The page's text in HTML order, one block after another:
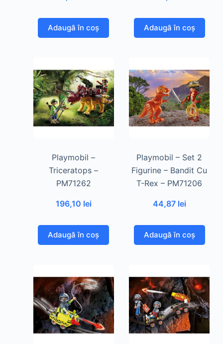
Adaugă în coș Adaugă în coș
Playmobil –
Triceratops –
PM71262
196,10 lei
Adaugă în coș
Playmobil – Set 2
Figurine – Bandit Cu
T-Rex – PM71206
44,87 lei
Adaugă în coș